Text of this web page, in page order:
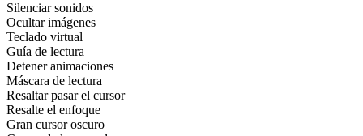
Silenciar sonidos
Ocultar imágenes
Teclado virtual
Guía de lectura
Detener animaciones
Máscara de lectura
Resaltar pasar el cursor
Resalte el enfoque
Gran cursor oscuro